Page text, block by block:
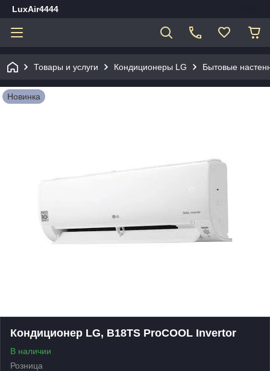
LuxAir4444
Товары и услуги Кондиционеры LG Бытовые
Новинка
Кондиционер LG, B18TS ProCOOL Invertor
В наличии
Розница